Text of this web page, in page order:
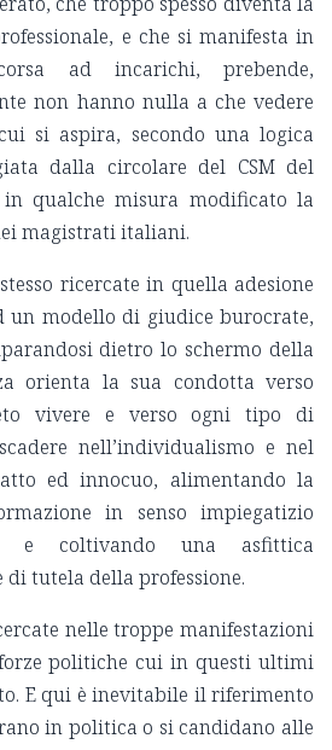
e che si manifesta in
ad incarichi, prebende,
non hanno nulla a che vedere
si aspira, secondo una logica
dalla circolare del CSM del
qualche misura modificato la
magistrati italiani.
ricercate in quella adesione
un modello di giudice burocrate,
dietro lo schermo della
orienta la sua condotta verso
vivere e verso ogni tipo di
nell’individualismo e nel
ed innocuo, alimentando la
in senso impiegatizio
e coltivando una asfittica
tutela della professione.
nelle troppe manifestazioni
politiche cui in questi ultimi
E qui è inevitabile il riferimento
in politica o si candidano alle